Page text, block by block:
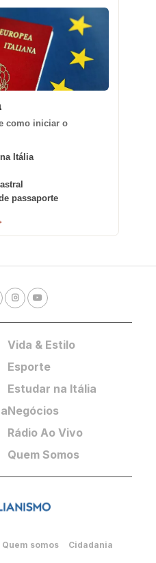
como iniciar o
Itália
passaporte
Vida & Estilo
Esporte
Estudar na Itália
Negócios
Rádio Ao Vivo
Quem Somos
Quem somos Cidadania